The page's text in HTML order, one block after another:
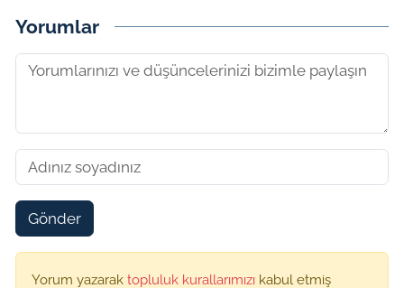
Yorumlar
Gönder
Yorum yazarak topluluk kurallarımızı kabul etmiş